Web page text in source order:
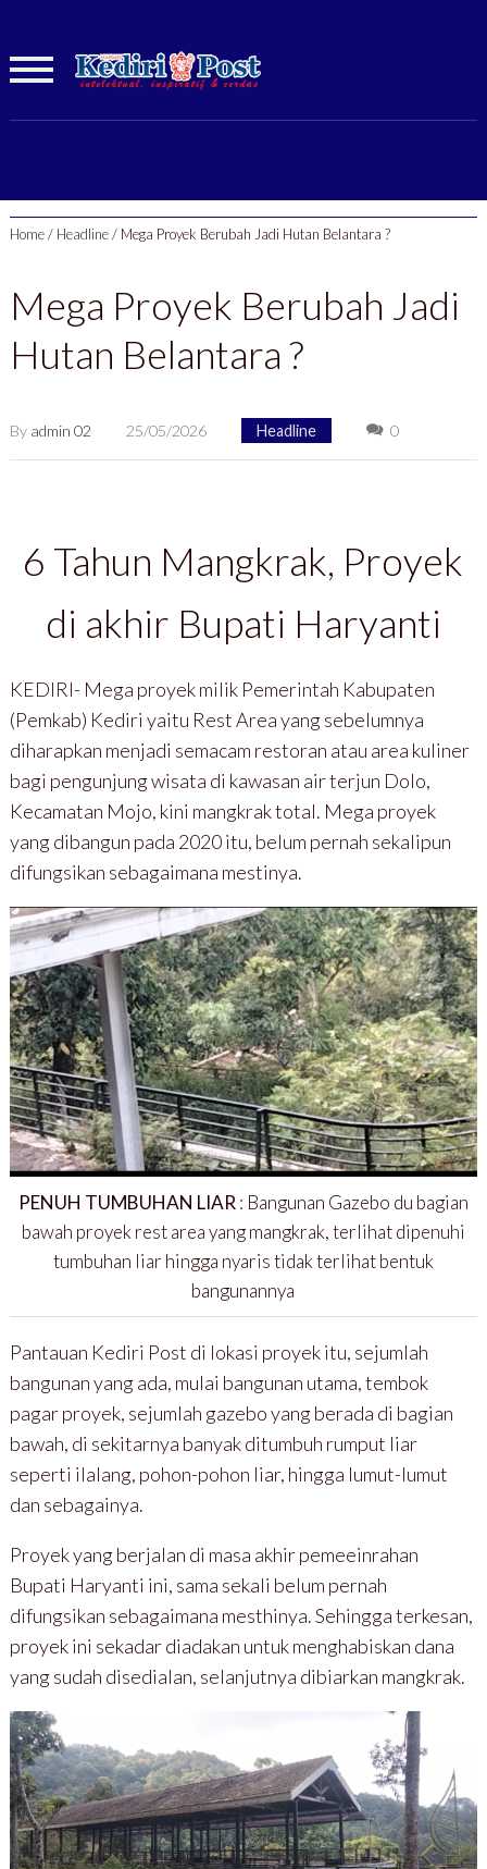
Home/ Headline/ Mega Proyek Berubah Jadi Hutan Belantara ?
Mega Proyek Berubah Jadi
Hutan Belantara ?
By admin 02 25/05/2026 Headline 0
6 Tahun Mangkrak, Proyek
di akhir Bupati Haryanti
KEDIRI- Mega proyek milik Pemerintah Kabupaten
(Pemkab) Kediri yaitu Rest Area yang sebelumnya
diharapkan menjadi semacam restoran atau area kuliner
bagi pengunjung wisata di kawasan air terjun Dolo,
Kecamatan Mojo, kini mangkrak total. Mega proyek
yang dibangun pada 2020 itu, belum pernah sekalipun
difungsikan sebagaimana mestinya.
PENUH TUMBUHAN LIAR : Bangunan Gazebo du bagian
bawah proyek rest area yang mangkrak, terlihat dipenuhi
tumbuhan liar hingga nyaris tidak terlihat bentuk
bangunannya
Pantauan Kediri Post di lokasi proyek itu, sejumlah
bangunan yang ada, mulai bangunan utama, tembok
pagar proyek, sejumlah gazebo yang berada di bagian
bawah, di sekitarnya banyak ditumbuh rumput liar
seperti ilalang, pohon-pohon liar, hingga lumut-lumut
dan sebagainya.
Proyek yang berjalan di masa akhir pemeeinrahan
Bupati Haryanti ini, sama sekali belum pernah
difungsikan sebagaimana mesthinya. Sehingga terkesan,
proyek ini sekadar diadakan untuk menghabiskan dana
yang sudah disedialan, selanjutnya dibiarkan mangkrak.